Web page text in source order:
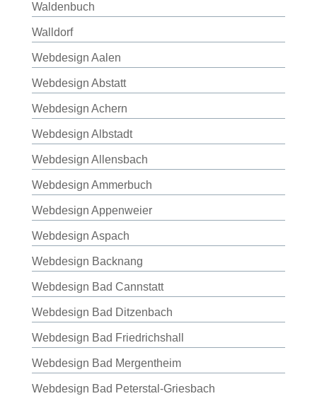
Waldenbuch
Walldorf
Webdesign Aalen
Webdesign Abstatt
Webdesign Achern
Webdesign Albstadt
Webdesign Allensbach
Webdesign Ammerbuch
Webdesign Appenweier
Webdesign Aspach
Webdesign Backnang
Webdesign Bad Cannstatt
Webdesign Bad Ditzenbach
Webdesign Bad Friedrichshall
Webdesign Bad Mergentheim
Webdesign Bad Peterstal-Griesbach